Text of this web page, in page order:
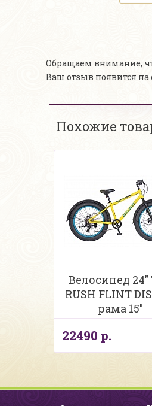
Обращаем внимание,
Ваш отзыв появится на
Похожие
Велосипед 24"
RUSH FLINT
рама 15"
22490 р.